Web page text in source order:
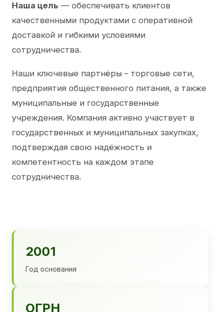
Наша цель — обеспечивать клиентов
качественными продуктами с оперативной
доставкой и гибкими условиями
сотрудничества.
Наши ключевые партнёры – торговые сети,
предприятия общественного питания, а также
муниципальные и государственные
учреждения. Компания активно участвует в
государственных и муниципальных закупках,
подтверждая свою надёжность и
компетентность на каждом этапе
сотрудничества.
2001
Год основания
ОГРН